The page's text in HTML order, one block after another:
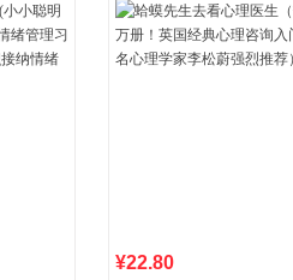
¥22.80